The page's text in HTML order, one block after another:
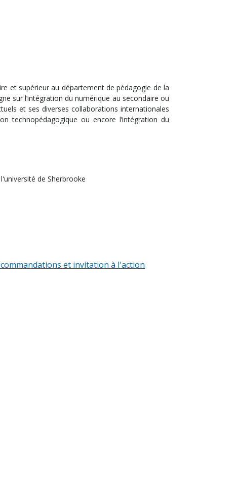
et supérieur au département de pédagogie de la
sur l’intégration du numérique au secondaire ou
et ses diverses collaborations internationales
technopédagogique ou encore l’intégration du
de Sherbrooke
et invitation à l'action